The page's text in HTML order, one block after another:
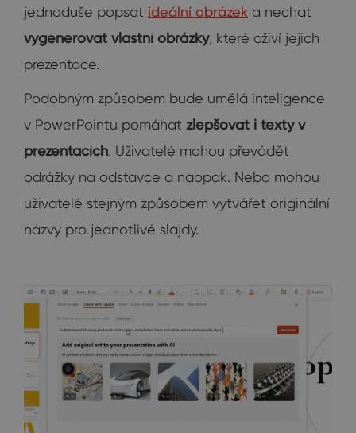
jednoduše popsat ideální obrázek a nechat
vygenerovat vlastní obrázky, které oživí jejich
prezentace.
Podobným způsobem bude umělá inteligence
v PowerPointu pomáhat zlepšovat i texty v
prezentacích. Uživatelé mohou převádět
odrážky na odstavce a naopak. Nebo mohou
uživatelé stejným způsobem vytvářet originální
názvy pro jednotlivé slajdy.